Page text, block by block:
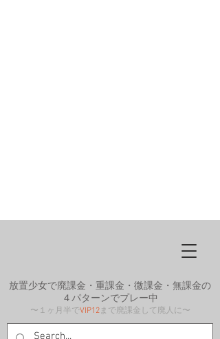
放置少女で廃課金・重課金・微課金・無課金の
４パターンでプレー中
〜１ヶ月半でVIP12まで廃課金して廃人に〜